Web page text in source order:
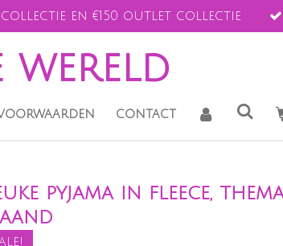
collectie en €150 outlet collectie
wereld
contact
pyjama in fleece,